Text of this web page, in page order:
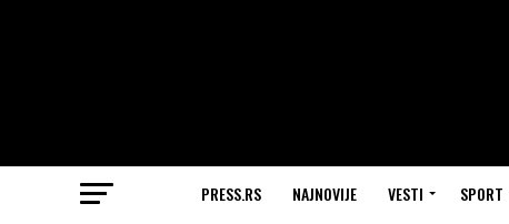
PRESS.RS NAJNOVIJE VESTI SPORT